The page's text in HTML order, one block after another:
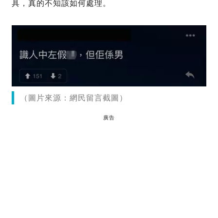
具，真的不知該如何處理。
（圖片來源：網民留言截圖）
廣告